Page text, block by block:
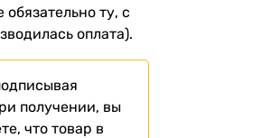
обязательно ту, с
оплата).
получении, вы
что товар в